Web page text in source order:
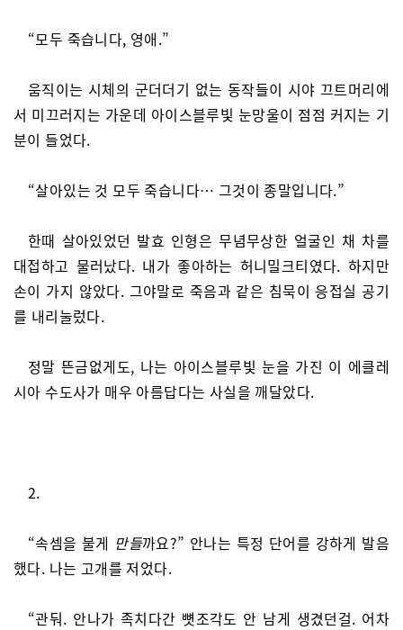
“모두 죽습니다, 영애.”
움직이는 시체의 군더더기 없는 동작들이 시야 끄트머리에
서 미끄러지는 가운데 아이스블루빛 눈망울이 점점 커지는 기
분이 들었다.
“살아있는 것 모두 죽습니다… 그것이 종말입니다.”
한때 살아있었던 발효 인형은 무념무상한 얼굴인 채 차를
대접하고 물러났다. 내가 좋아하는 허니밀크티였다. 하지만
손이 가지 않았다. 그야말로 죽음과 같은 침묵이 응접실 공기
를 내리눌렀다.
정말 뜬금없게도, 나는 아이스블루빛 눈을 가진 이 에클레
시아 수도사가 매우 아름답다는 사실을 깨달았다.
2.
“속셈을 불게 만들까요?” 안나는 특정 단어를 강하게 발음
했다. 나는 고개를 저었다.
“관둬. 안나가 족치다간 뼛조각도 안 남게 생겼던걸. 어차